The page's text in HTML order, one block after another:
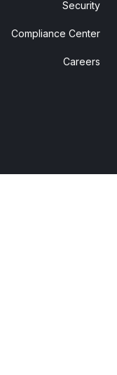
Security
Compliance Center
Careers